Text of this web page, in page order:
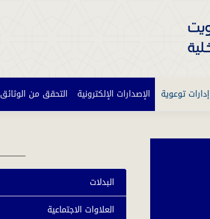
إدارات توعوية الإصدارات الإلكترونية التحقق من الوثائق
البدلات
العلاوات الاجتماعية